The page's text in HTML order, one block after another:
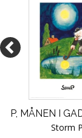
P, MÅNEN I
Storm